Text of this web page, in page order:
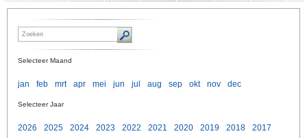
Selecteer Maand
jan feb mrt apr mei jun jul aug sep okt nov dec
Selecteer Jaar
2026 2025 2024 2023 2022 2021 2020 2019 2018
2017